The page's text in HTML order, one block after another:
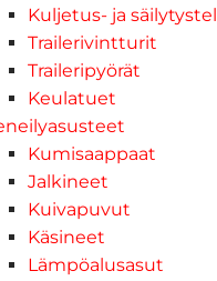
Kuljetus- ja
Trailerivintturit
Traileripyörät
Keulatuet
Kumisaappaat
Jalkineet
Kuivapuvut
Käsineet
Lämpöalusasut